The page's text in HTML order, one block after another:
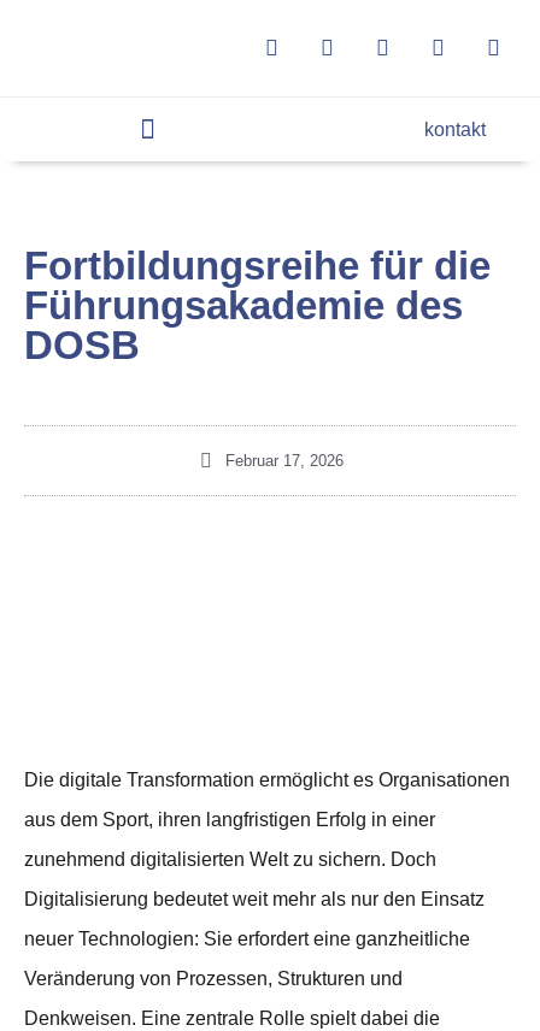
kontakt
Fortbildungsreihe für die
Führungsakademie des
DOSB
Februar 17, 2026
Die digitale Transformation ermöglicht es Organisationen
aus dem Sport, ihren langfristigen Erfolg in einer
zunehmend digitalisierten Welt zu sichern. Doch
Digitalisierung bedeutet weit mehr als nur den Einsatz
neuer Technologien: Sie erfordert eine ganzheitliche
Veränderung von Prozessen, Strukturen und
Denkweisen. Eine zentrale Rolle spielt dabei die